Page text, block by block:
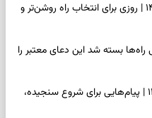
فال سرنوشت امروز شنبه ۱۷ مرداد ۱۴۰۵ | روزی برای انتخاب راه روشن‌تر و
راه‌ها بسته شد این دعای معتبر را
فال فرشتگان امروز شنبه ۱۷ مرداد ۱۴۰۵ | پیام‌هایی برای شروع سنجیده،